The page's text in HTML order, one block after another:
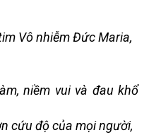
Vô nhiễm Đức Maria,
niềm vui và đau khổ
cứu độ của mọi người,